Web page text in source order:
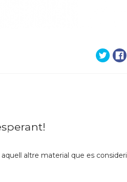
altre material que es consideri